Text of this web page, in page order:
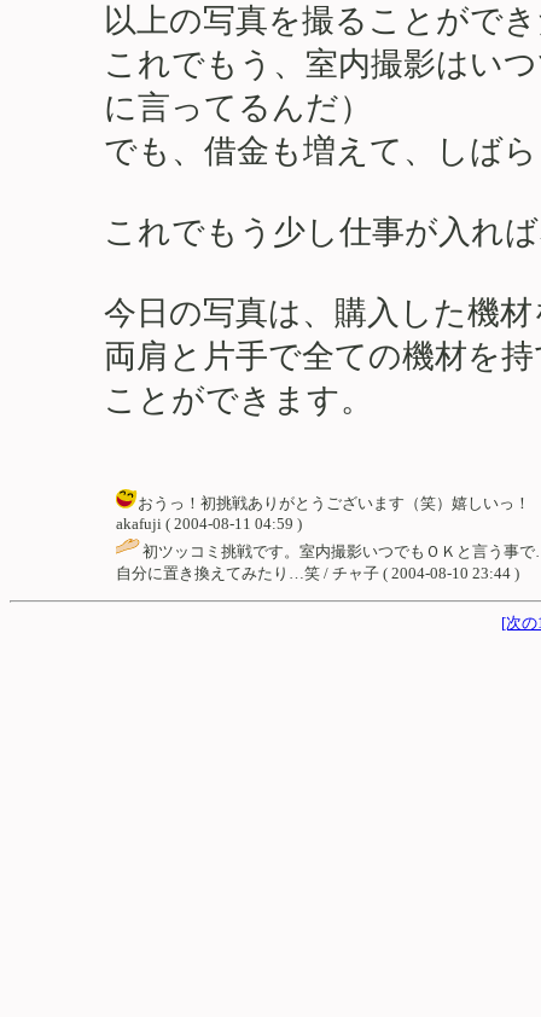
以上の写真を撮ることがで
これでもう、室内撮影はい
に言ってるんだ）
でも、借金も増えて、しば
これでもう少し仕事が入れ
今日の写真は、購入した機
両肩と片手で全ての機材を
ことができます。
おうっ！初挑戦ありがとうございます（笑）嬉しいっ
akafuji ( 2004-08-11 04:59 )
初ツッコミ挑戦です。室内撮影いつでもＯＫと言う事
自分に置き換えてみたり…笑 / チャ子 ( 2004-08-10 23:44 )
[次